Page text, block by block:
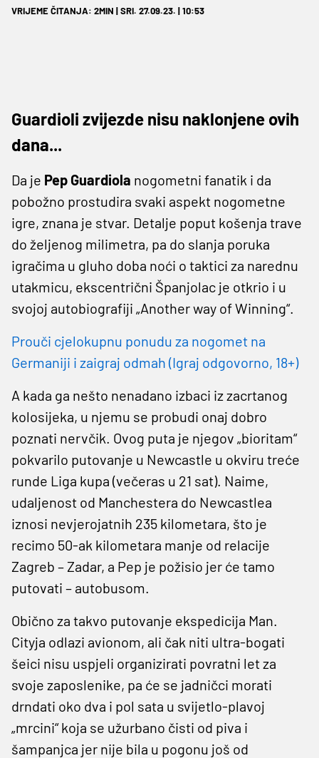
VRIJEME ČITANJA: 2MIN | SRI. 27.09.23. | 10:53
Guardioli zvijezde nisu naklonjene ovih
dana...
Da je Pep Guardiola nogometni fanatik i da
pobožno prostudira svaki aspekt nogometne
igre, znana je stvar. Detalje poput košenja trave
do željenog milimetra, pa do slanja poruka
igračima u gluho doba noći o taktici za narednu
utakmicu, ekscentrični Španjolac je otkrio i u
svojoj autobiografiji „Another way of Winning“.
Prouči cjelokupnu ponudu za nogomet na
Germaniji i zaigraj odmah (Igraj odgovorno, 18+)
A kada ga nešto nenadano izbaci iz zacrtanog
kolosijeka, u njemu se probudi onaj dobro
poznati nervčik. Ovog puta je njegov „bioritam“
pokvarilo putovanje u Newcastle u okviru treće
runde Liga kupa (večeras u 21 sat). Naime,
udaljenost od Manchestera do Newcastlea
iznosi nevjerojatnih 235 kilometara, što je
recimo 50-ak kilometara manje od relacije
Zagreb – Zadar, a Pep je požisio jer će tamo
putovati – autobusom.
Obično za takvo putovanje ekspedicija Man.
Cityja odlazi avionom, ali čak niti ultra-bogati
šeici nisu uspjeli organizirati povratni let za
svoje zaposlenike, pa će se jadničci morati
drndati oko dva i pol sata u svijetlo-plavoj
„mrcini“ koja se užurbano čisti od piva i
šampanjca jer nije bila u pogonu još od